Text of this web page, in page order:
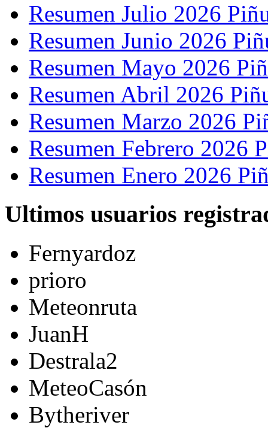
Resumen Julio 2026
Resumen Junio 2026
Resumen Mayo 2026
Resumen Abril 2026
Resumen Marzo 2026
Resumen Febrero 2026
Resumen Enero 2026
Ultimos usuarios
Fernyardoz
prioro
Meteonruta
JuanH
Destrala2
MeteoCasón
Bytheriver